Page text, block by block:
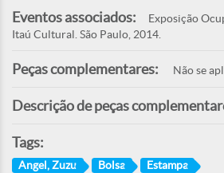
Eventos associados:
Exposição
Itaú Cultural. São Paulo, 2014.
Peças complementares: Não se
Descrição de peças
Tags:
Angel, Zuzu Bolsa Estampa